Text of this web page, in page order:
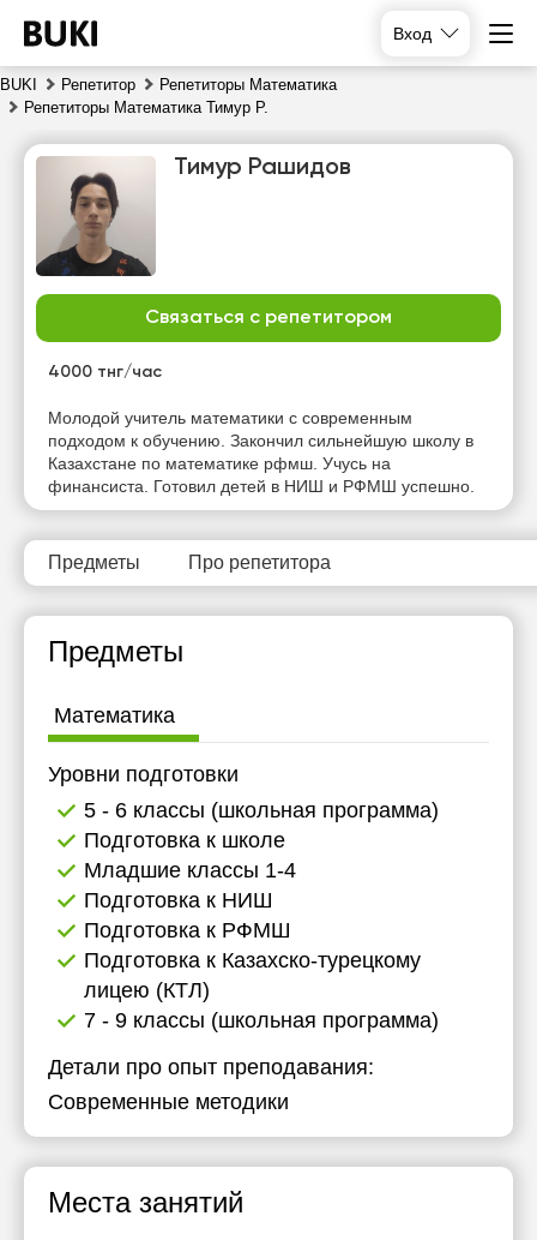
Вход
BUKI Репетитор
Репетиторы Математика
Репетиторы Математика Тимур Р.
Тимур Рашидов
Связаться с репетитором
4000 тнг/час
Молодой учитель математики с современным
подходом к обучению. Закончил сильнейшую школу в
Казахстане по математике рфмш. Учусь на
финансиста. Готовил детей в НИШ и РФМШ успешно.
Предметы Про репетитора
Предметы
Математика
Уровни подготовки
5 - 6 классы (школьная программа)
Подготовка к школе
Младшие классы 1-4
Подготовка к НИШ
Подготовка к РФМШ
Подготовка к Казахско-турецкому
лицею (КТЛ)
7 - 9 классы (школьная программа)
Детали про опыт преподавания:
Современные методики
Места занятий
пт
сб
17:00
17:30
18:00
17:00
17:30
18:00
17:00
17:30
18:00 18:00